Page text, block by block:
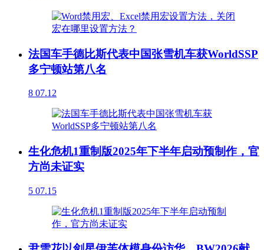
法国车手德比斯代表中国张雪机车获WorldSSP
多宁顿站第八名
8 07.12
生化危机1重制版2025年下半年启动预制作，官
方尚未证实
5 07.15